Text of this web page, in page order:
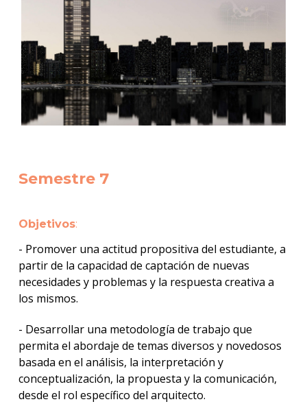
Semestre 7
Objetivos:
- Promover una actitud propositiva del estudiante, a
partir de la capacidad de captación de nuevas
necesidades y problemas y la respuesta creativa a
los mismos.
- Desarrollar una metodología de trabajo que
permita el abordaje de temas diversos y novedosos
basada en el análisis, la interpretación y
conceptualización, la propuesta y la comunicación,
desde el rol específico del arquitecto.